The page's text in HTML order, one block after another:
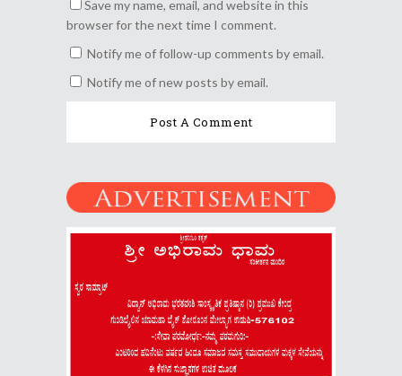
Save my name, email, and website in this
browser for the next time I comment.
Notify me of follow-up comments by email.
Notify me of new posts by email.